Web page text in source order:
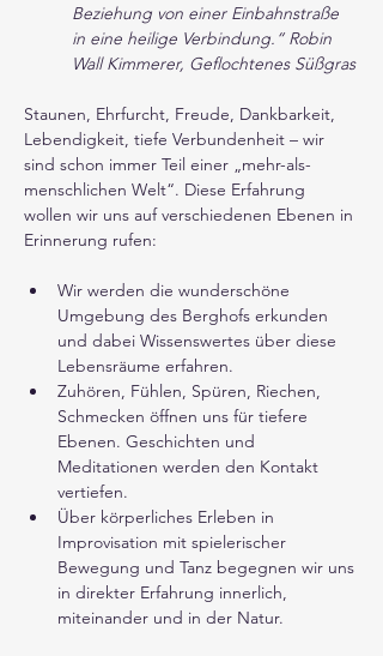
Beziehung von einer Einbahnstraße
in eine heilige Verbindung.“ Robin
Wall Kimmerer, Geflochtenes Süßgras
Staunen, Ehrfurcht, Freude, Dankbarkeit,
Lebendigkeit, tiefe Verbundenheit – wir
sind schon immer Teil einer „mehr-als-
menschlichen Welt“. Diese Erfahrung
wollen wir uns auf verschiedenen Ebenen in
Erinnerung rufen:
Wir werden die wunderschöne
Umgebung des Berghofs erkunden
und dabei Wissenswertes über diese
Lebensräume erfahren.
Zuhören, Fühlen, Spüren, Riechen,
Schmecken öffnen uns für tiefere
Ebenen. Geschichten und
Meditationen werden den Kontakt
vertiefen.
Über körperliches Erleben in
Improvisation mit spielerischer
Bewegung und Tanz begegnen wir uns
in direkter Erfahrung innerlich,
miteinander und in der Natur.